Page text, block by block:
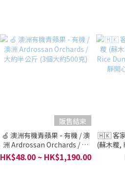
販售結束
🍏 澳洲有機青蘋果 - 有機 / 澳
洲 Ardrossan Orchards / 大
約半公斤 (3個大約500克)
HK$48.00 ~ HK$1,190.00
🇭🇰 客家
(蘇木糭,